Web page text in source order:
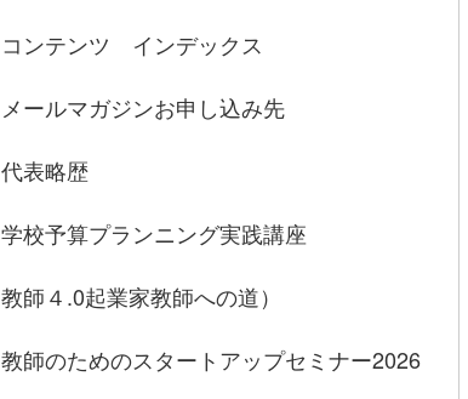
コンテンツ インデックス
メールマガジンお申し込み先
代表略歴
学校予算プランニング実践講座
教師４.0起業家教師への道）
教師のためのスタートアップセミナー2026